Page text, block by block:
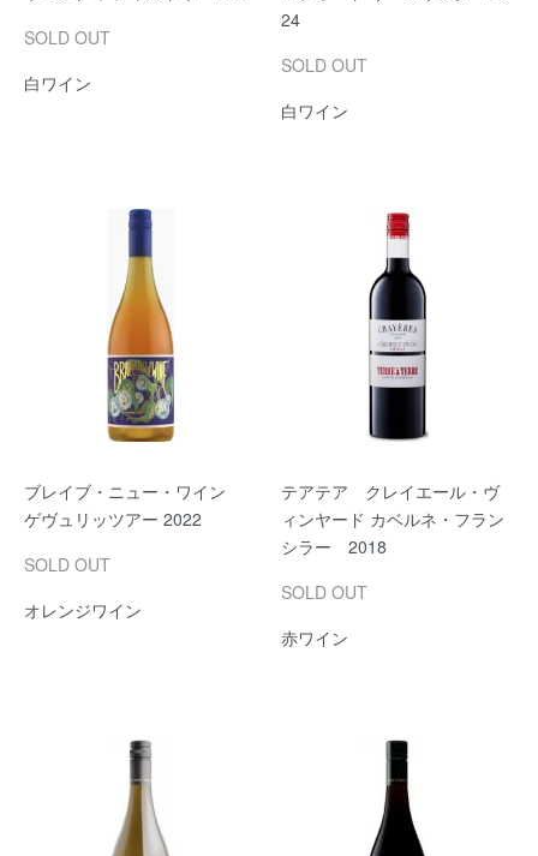
SOLD OUT
白ワイン
24
SOLD OUT
白ワイン
ブレイブ・ニュー・ワイン
ゲヴュリッツアー 2022
SOLD OUT
オレンジワイン
テアテア クレイエール・ヴ
ィンヤード カベルネ・フラン
シラー 2018
SOLD OUT
赤ワイン